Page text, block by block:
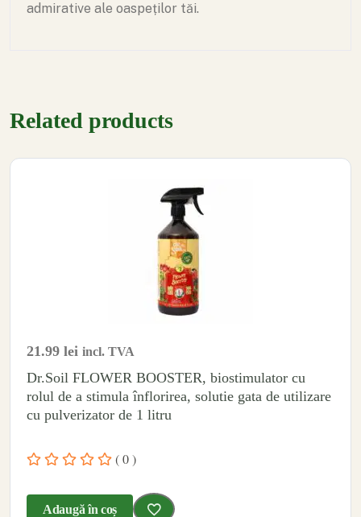
admirative ale oaspeților tăi.
Related products
21.99 lei incl. TVA
Dr.Soil FLOWER BOOSTER, biostimulator cu
rolul de a stimula înflorirea, solutie gata de utilizare
cu pulverizator de 1 litru
( 0 )
Adaugă în coș